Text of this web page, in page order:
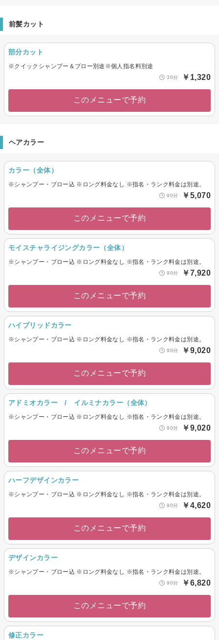
前髪カット
部分カット
※クイックシャンプー＆ブロー別途※個人指名料別途
30分 ￥1,320
このメニューで予約
ヘアカラー
カラー（全体）
※シャンプー・ブロー込 ※ロング料金なし ※指名・ランク料金は別途。
90分 ￥5,070
このメニューで予約
モイスチャライジングカラー（全体）
※シャンプー・ブロー込 ※ロング料金なし ※指名・ランク料金は別途。
90分 ￥7,920
このメニューで予約
ハイブリッドカラー
※シャンプー・ブロー込 ※ロング料金なし ※指名・ランク料金は別途。
90分 ￥9,020
このメニューで予約
アドミオカラー / イルミナカラー（全体）
※シャンプー・ブロー込 ※ロング料金なし ※指名・ランク料金は別途。
90分 ￥9,020
このメニューで予約
ハーフデザインカラー
※シャンプー・ブロー込 ※ロング料金なし ※指名・ランク料金は別途。
90分 ￥4,620
このメニューで予約
デザインカラー
※シャンプー・ブロー込 ※ロング料金なし ※指名・ランク料金は別途。
90分 ￥6,820
このメニューで予約
修正カラー